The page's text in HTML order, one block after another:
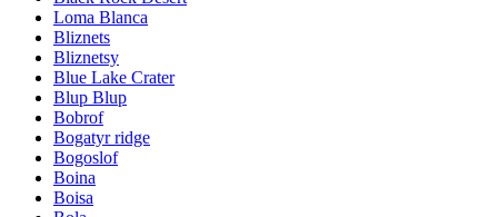
Loma Blanca
Bliznets
Bliznetsy
Blue Lake Crater
Blup Blup
Bobrof
Bogatyr ridge
Bogoslof
Boina
Boisa